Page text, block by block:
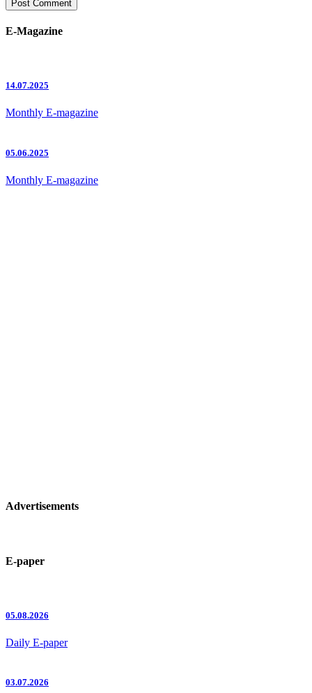
E-Magazine
14.07.2025
Monthly E-magazine
05.06.2025
Monthly E-magazine
Advertisements
E-paper
05.08.2026
Daily E-paper
03.07.2026